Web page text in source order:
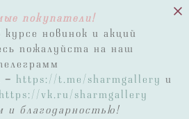
покупатели!
новинок и акций
пожалуйста на наш
- https://t.me/sharmgallery и
https://vk.ru/sharmgallery
и благодарностью!